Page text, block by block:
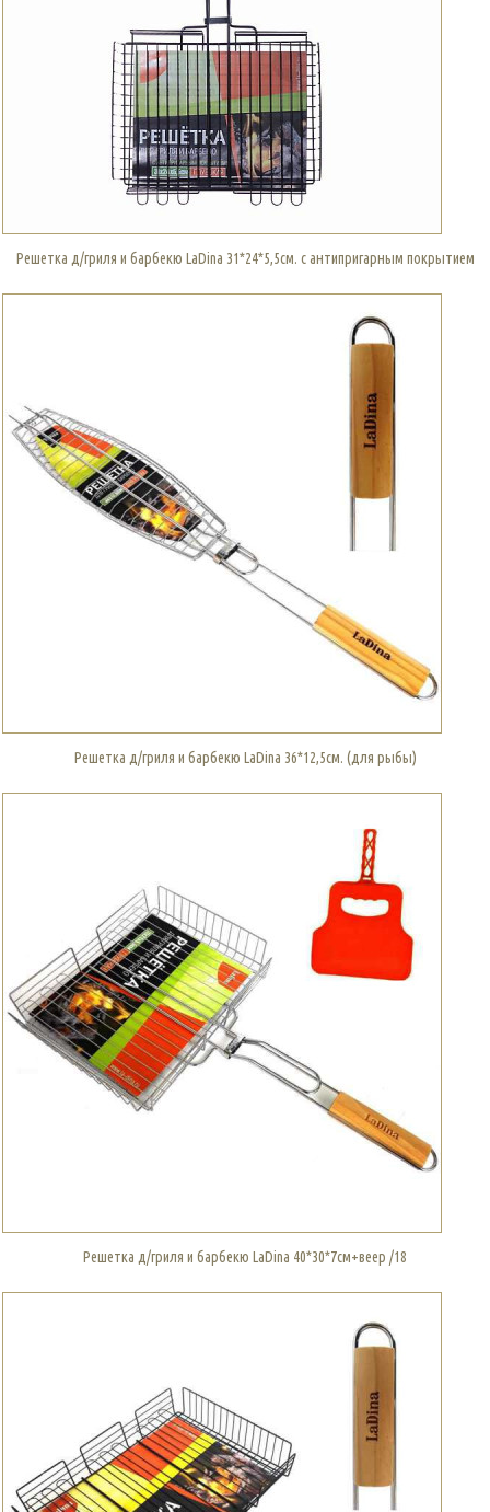
Решетка д/гриля и барбекю LaDina 31*24*5,5см. с антипригарным покрытием
Решетка д/гриля и барбекю LaDina 36*12,5см. (для рыбы)
Решетка д/гриля и барбекю LaDina 40*30*7см+веер /18